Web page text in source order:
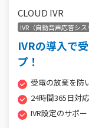
CLOUD IVR
IVR（自動音声応答シス
IVRの導入で
プ！
受電の放棄を防
24時間365日対
IVR設定のサポ